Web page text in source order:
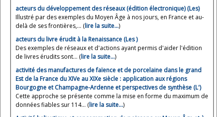
acteurs du développement des réseaux (édition électronique) (Les)
Illustré par des exemples du Moyen Âge à nos jours, en France et au-
delà de ses frontières,... (lire la suite…)
acteurs du livre érudit à la Renaissance (Les )
Des exemples de réseaux et d'actions ayant permis d'aider l'édition
de livres érudits sont... (lire la suite…)
activité des manufactures de faïence et de porcelaine dans le grand
Est de la France du XIVe au XIXe siècle : application aux régions
Bourgogne et Champagne-Ardenne et perspectives de synthèse (L')
Cette approche se présente comme la mise en forme du maximum de
données fiables sur 114... (lire la suite…)